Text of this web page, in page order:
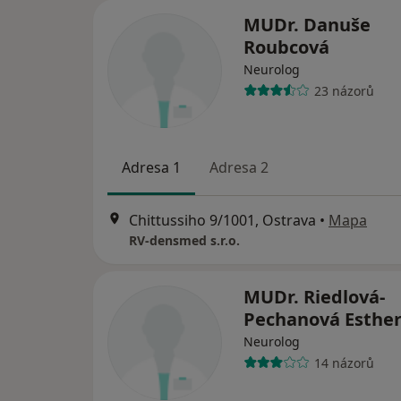
MUDr. Danuše
Roubcová
Neurolog
23 názorů
Adresa 1 Adresa 2
Chittussiho 9/1001, Ostrava • Mapa
RV-densmed s.r.o.
MUDr. Riedlová-
Pechanová Esther
Neurolog
14 názorů